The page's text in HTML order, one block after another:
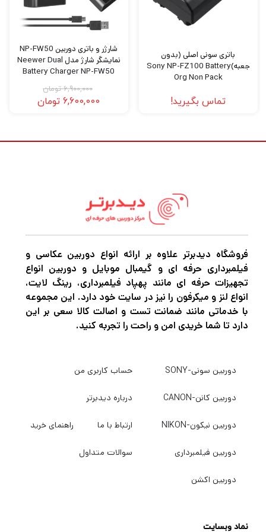
عملکردهای صفحه لمسی و کج شدن دوربین را
حفظ می کند.
سازگاری با دوربین
باتری سونی اصلی (بدون
جعبه)Sony NP-FZ100 Battery
Org Non Pack
تماس بگیرید!
شارژر و باتری دوربین NP-FW50
نمایشگر شارژ مدل Neewer Dual
Battery Charger NP-FW50
Batteries Kit (1100mAh)
6,900,000 تومان
6,600,000 تومان
فروشگاه دیدبرتر علاوه بر ارائه انواع دوربین عکاسی و
فیلمبرداری حرفه ای و گیمبال موبایل و دوربین انواع
تجهیزات حرفه ای مانند پهپاد فیلمبرداری، رینگ لایت،
انواع لنز و میکرفون را نیز در سایت خود دارد. این مجموعه
با خدماتی مانند ضمانت تست و اصالت کالا سعی بر این
دارد تا شما خریدی امن و راحت را تجربه کنید.
دوربین سونی-SONY
دوربین کانن-CANON
دوربین نیکون-NIKON
دوربین فیلمبرداری
دوربین اکشن
حساب کاربری من
درباره دیدبرتر
ارتباط با ما راهنمای خرید
سوالات متداول
نماد وبسایت